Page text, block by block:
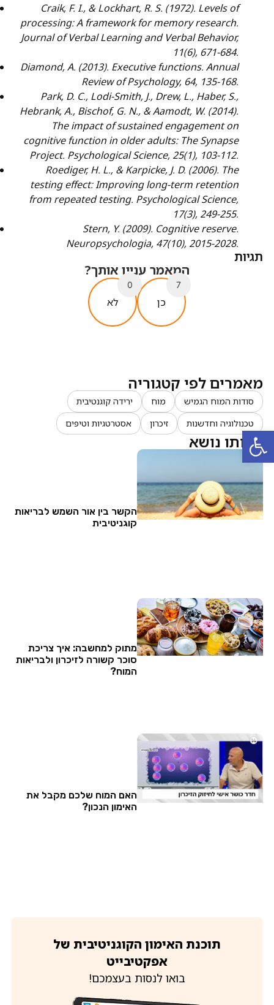
Craik, F. I., & Lockhart, R. S. (1972). Levels of
processing: A framework for memory research.
Journal of Verbal Learning and Verbal Behavior,
11(6), 671-684.
Diamond, A. (2013). Executive functions. Annual
Review of Psychology, 64, 135-168.
Park, D. C., Lodi-Smith, J., Drew, L., Haber, S.,
Hebrank, A., Bischof, G. N., & Aamodt, W. (2014).
The impact of sustained engagement on
cognitive function in older adults: The Synapse
Project. Psychological Science, 25(1), 103-112.
Roediger, H. L., & Karpicke, J. D. (2006). The
testing effect: Improving long-term retention
from repeated testing. Psychological Science,
17(3), 249-255.
Stern, Y. (2009). Cognitive reserve.
Neuropsychologia, 47(10), 2015-2028.
תגיות
המאמר עניין אותך?
כן
7
לא
0
מאמרים לפי קטגוריה
סודות המוח הגמיש מוח
ירידה קוגנטיבית
טכנולוגיה וחדשנות
זיכרון אסטרטגיות וטיפים
באותו נושא
הקשר בין אור השמש לבריאות
קוגניטיבית
מתוק למחשבה: איך צריכת
סוכר קשורה לזיכרון ולבריאות
המוח?
האם המוח שלכם מקבל את
האימון הנכון?
תוכנת האימון הקוגניטיבית של
אפקטיבייט
בואו לנסות בעצמכם!
פתח סרגל נגישות